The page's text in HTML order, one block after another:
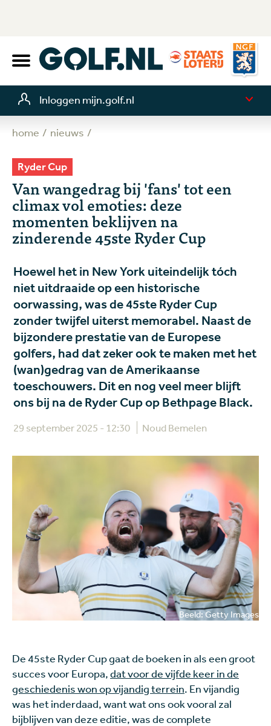
Inloggen mijn.golf.nl
home nieuws
Ryder Cup
Van wangedrag bij 'fans' tot een
climax vol emoties: deze
momenten beklijven na
zinderende 45ste Ryder Cup
Hoewel het in New York uiteindelijk tóch
niet uitdraaide op een historische
oorwassing, was de 45ste Ryder Cup
zonder twijfel uiterst memorabel. Naast de
bijzondere prestatie van de Europese
golfers, had dat zeker ook te maken met het
(wan)gedrag van de Amerikaanse
toeschouwers. Dit en nog veel meer blijft
ons bij na de Ryder Cup op Bethpage Black.
29 september 2025 - 12:30 Noud Bemelen
Beeld: Getty Images
De 45ste Ryder Cup gaat de boeken in als een groot
succes voor Europa,dat voor de vijfde keer in de
geschiedenis won op vijandig terrein. En vijandig
was het inderdaad, want wat ons ook vooral zal
bijblijven van deze editie, was de complete